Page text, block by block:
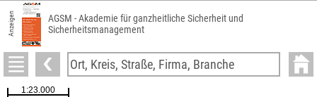
Anzeigen
AGSM - Akademie für ganzheitliche Sicherheit und
Sicherheitsmanagement